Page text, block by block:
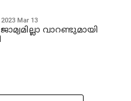
2023 Mar 13
വാറണ്ടുമായി